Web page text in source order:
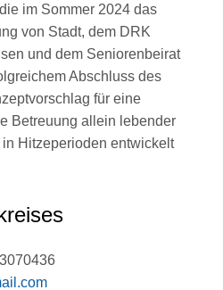
im Sommer 2024 das
von Stadt, dem DRK
und dem Seniorenbeirat
Abschluss des
für eine
Betreuung allein lebender
Hitzeperioden entwickelt